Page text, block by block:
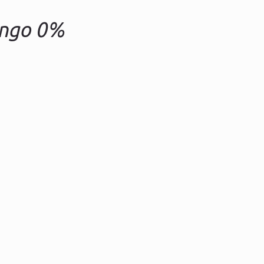
0%